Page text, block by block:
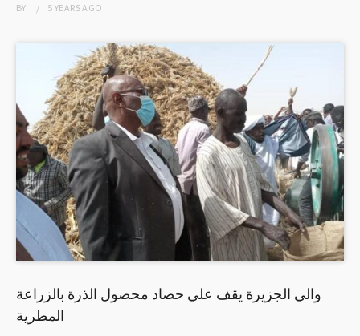
BY 5 YEARSAGO
والي الجزيرة يقف علي حصاد محصول الذرة بالزراعة
المطرية